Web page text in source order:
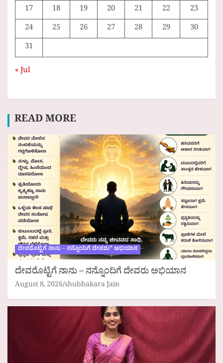
17 18 19 20 21 22
23
24
25 26 27 28 29
30
31
« Jul
READ MORE
ದೇವರೊಟ್ಟಿಗೆ ನಾನು – ನನ್ನೊಂದಿಗೆ ದೇವರು” ಅಭಿಯಾನ
ದೇವರೊಟ್ಟಿಗೆ ನಾನು – ನನ್ನೊಂದಿಗೆ ದೇವರು ಅಭಿಯಾನ
August 8, 2026 shubhakara Jain